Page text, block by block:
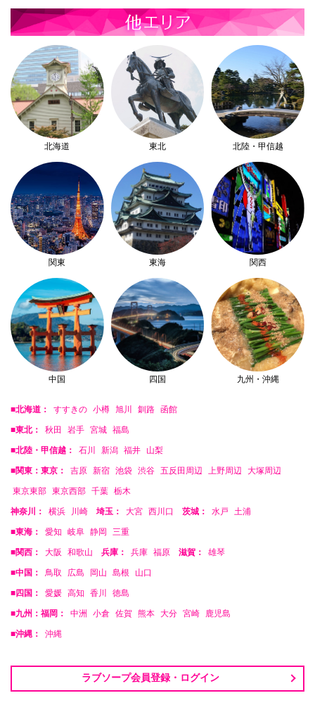
北海道 東北 北陸・甲信越
関東 東海 関西
中国 四国 九州・沖縄
■北海道： すすきの 小樽 旭川 釧路 函館
■東北： 秋田 岩手 宮城 福島
■北陸・甲信越： 石川 新潟 福井 山梨
■関東：東京： 吉原 新宿 池袋 渋谷 五反田周辺 上野周辺 大塚周辺
東京東部 東京西部 千葉 栃木
神奈川： 横浜 川崎 埼玉： 大宮 西川口 茨城： 水戸 土浦
■東海： 愛知 岐阜 静岡 三重
■関西： 大阪 和歌山 兵庫： 兵庫 福原 滋賀： 雄琴
■中国： 鳥取 広島 岡山 島根 山口
■四国： 愛媛 高知 香川 徳島
■九州：福岡： 中洲 小倉 佐賀 熊本 大分 宮崎 鹿児島
■沖縄： 沖縄
ラブソープ会員登録・ログイン